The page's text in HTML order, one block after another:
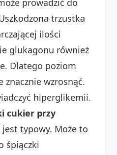
trzustka
ilości
glukagonu również
Dlatego poziom
znacznie wzrosnąć.
hiperglikemii.
cukier przy
jest typowy. Może to
śpiączki